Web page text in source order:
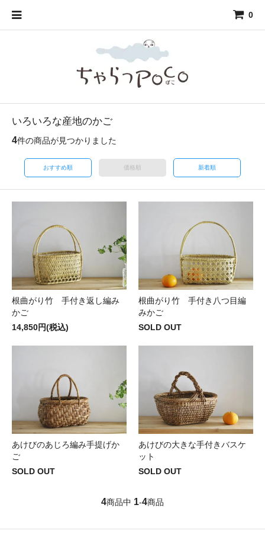
0
いろいろな産地のかご
4件の商品が見つかりました
おすすめ順 価格順 新着順
根曲がり竹 手付き返し編み
かご
14,850円(税込)
根曲がり竹 手付き八つ目編
みかご
SOLD OUT
あけびのあじろ編み手提げか
ご
SOLD OUT
あけびの大きな手付きバスケ
ット
SOLD OUT
4商品中 1-4商品